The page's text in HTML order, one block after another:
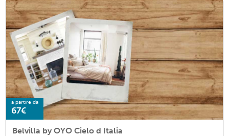
a partire da
67€
Belvilla by OYO Cielo d Italia